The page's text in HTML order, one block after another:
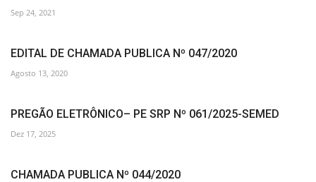
Sep 24, 2021
EDITAL DE CHAMADA PUBLICA Nº 047/2020
Agosto 13, 2020
PREGÃO ELETRÔNICO– PE SRP Nº 061/2025-SEMED
Dez 17, 2025
CHAMADA PUBLICA Nº 044/2020